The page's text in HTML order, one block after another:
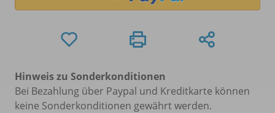
Hinweis zu Sonderkonditionen
Bei Bezahlung über Paypal und Kreditkarte können
keine Sonderkonditionen gewährt werden.